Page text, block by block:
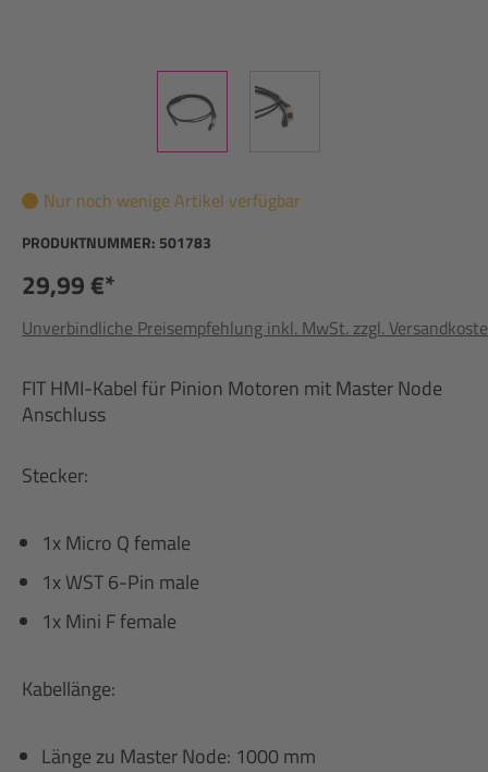
Nur noch wenige Artikel verfügbar
PRODUKTNUMMER: 501783
29,99 €*
Unverbindliche Preisempfehlung inkl. MwSt. zzgl.
FIT HMI-Kabel für Pinion Motoren mit Master Node
Anschluss
Stecker:
1x Micro Q female
1x WST 6-Pin male
1x Mini F female
Kabellänge:
Länge zu Master Node: 1000 mm